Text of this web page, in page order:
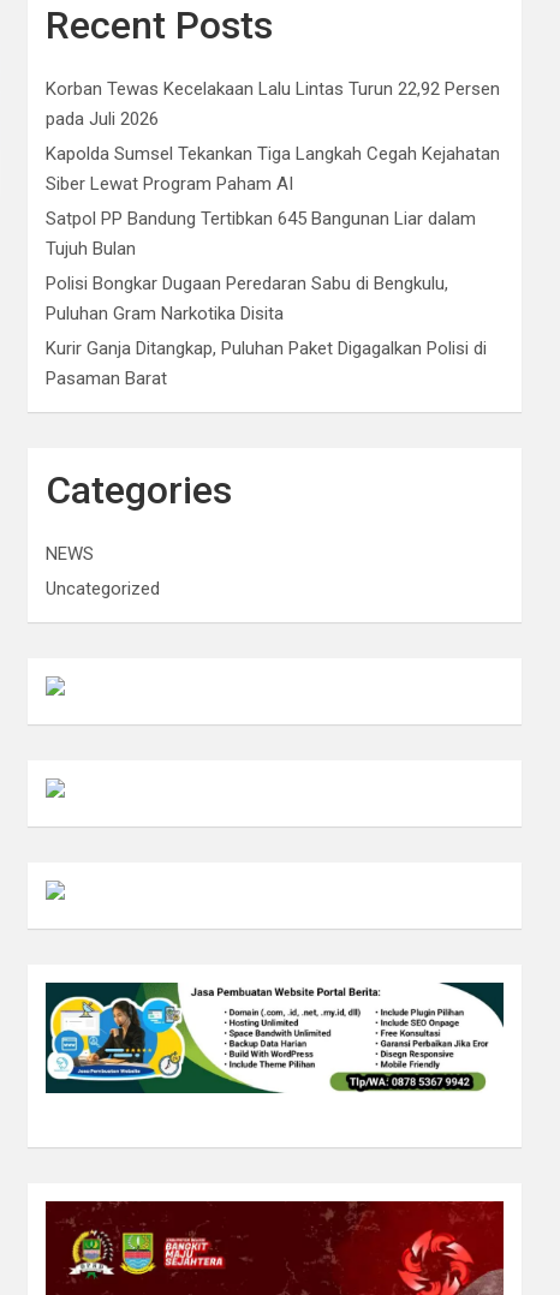
Recent Posts
Korban Tewas Kecelakaan Lalu Lintas Turun 22,92 Persen
pada Juli 2026
Kapolda Sumsel Tekankan Tiga Langkah Cegah Kejahatan
Siber Lewat Program Paham AI
Satpol PP Bandung Tertibkan 645 Bangunan Liar dalam
Tujuh Bulan
Polisi Bongkar Dugaan Peredaran Sabu di Bengkulu,
Puluhan Gram Narkotika Disita
Kurir Ganja Ditangkap, Puluhan Paket Digagalkan Polisi di
Pasaman Barat
Categories
NEWS
Uncategorized